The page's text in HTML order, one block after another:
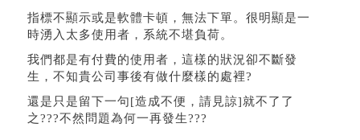
指標不顯示或是軟體卡頓，無法下單。很明顯是一
時湧入太多使用者，系統不堪負荷。
我們都是有付費的使用者，這樣的狀況卻不斷發
生，不知貴公司事後有做什麼樣的處裡?
還是只是留下一句[造成不便，請見諒]就不了了
之???不然問題為何一再發生???